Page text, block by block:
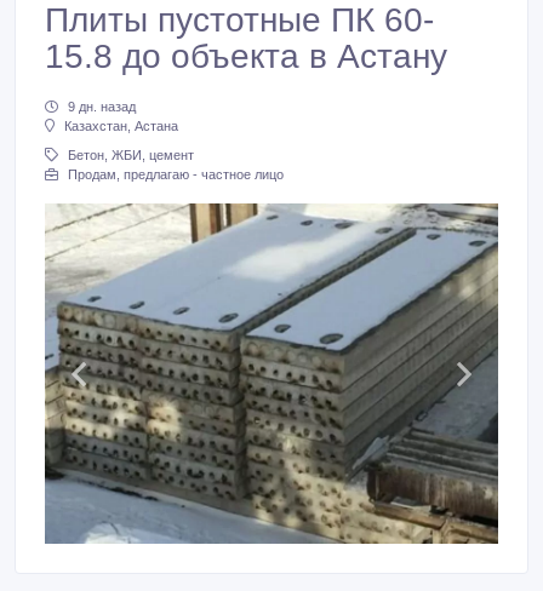
Плиты пустотные ПК 60-
15.8 до объекта в Астану
9 дн. назад
Казахстан, Астана
Бетон, ЖБИ, цемент
Продам, предлагаю - частное лицо